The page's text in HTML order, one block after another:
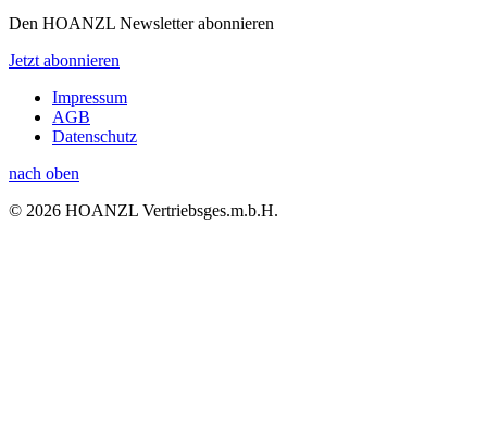
Den HOANZL Newsletter abonnieren
Jetzt abonnieren
Impressum
AGB
Datenschutz
nach oben
© 2026 HOANZL Vertriebsges.m.b.H.